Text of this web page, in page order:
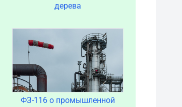
дерева
ФЗ-116 о промышленной